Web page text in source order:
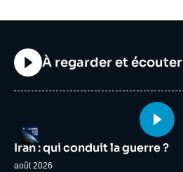
Titre
À regarder et écouter
Logo
Image
principale
médiatique
Iran : qui conduit la guerre ?
août 2026